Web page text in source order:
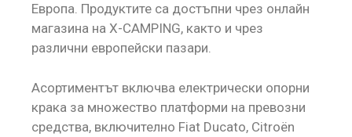
Европа. Продуктите са достъпни чрез онлайн
магазина на X-CAMPING, както и чрез
различни европейски пазари.
Асортиментът включва електрически опорни
крака за множество платформи на превозни
средства, включително Fiat Ducato, Citroën